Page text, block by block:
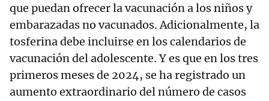
que puedan ofrecer la vacunación a los niños y
embarazadas no vacunados. Adicionalmente, la
tosferina debe incluirse en los calendarios de
vacunación del adolescente. Y es que en los tres
primeros meses de 2024, se ha registrado un
aumento extraordinario del número de casos